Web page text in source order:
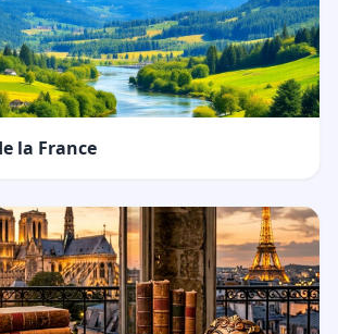
la France